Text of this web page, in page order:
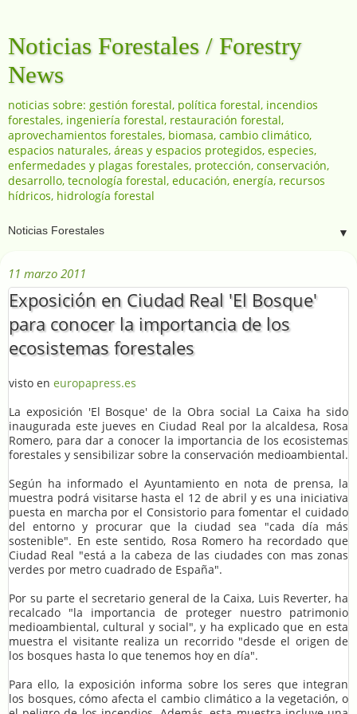
Noticias Forestales / Forestry
News
noticias sobre: gestión forestal, política forestal, incendios
forestales, ingeniería forestal, restauración forestal,
aprovechamientos forestales, biomasa, cambio climático,
espacios naturales, áreas y espacios protegidos, especies,
enfermedades y plagas forestales, protección, conservación,
desarrollo, tecnología forestal, educación, energía, recursos
hídricos, hidrología forestal
▼
11 marzo 2011
Exposición en Ciudad Real 'El Bosque'
para conocer la importancia de los
ecosistemas forestales
visto en europapress.es
La exposición 'El Bosque' de la Obra social La Caixa ha sido
inaugurada este jueves en Ciudad Real por la alcaldesa, Rosa
Romero, para dar a conocer la importancia de los ecosistemas
forestales y sensibilizar sobre la conservación medioambiental.
Según ha informado el Ayuntamiento en nota de prensa, la
muestra podrá visitarse hasta el 12 de abril y es una iniciativa
puesta en marcha por el Consistorio para fomentar el cuidado
del entorno y procurar que la ciudad sea "cada día más
sostenible". En este sentido, Rosa Romero ha recordado que
Ciudad Real "está a la cabeza de las ciudades con mas zonas
verdes por metro cuadrado de España".
Por su parte el secretario general de la Caixa, Luis Reverter, ha
recalcado "la importancia de proteger nuestro patrimonio
medioambiental, cultural y social", y ha explicado que en esta
muestra el visitante realiza un recorrido "desde el origen de
los bosques hasta lo que tenemos hoy en día".
Para ello, la exposición informa sobre los seres que integran
los bosques, cómo afecta el cambio climático a la vegetación, o